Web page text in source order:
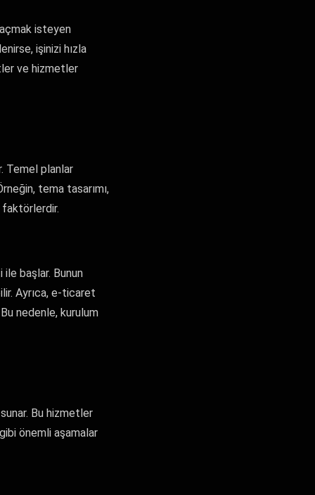
isteyen
işinizi hızla
ve hizmetler
Temel planlar
tema tasarımı,
başlar. Bunun
Ayrıca, e-ticaret
nedenle, kurulum
Bu hizmetler
önemli aşamalar